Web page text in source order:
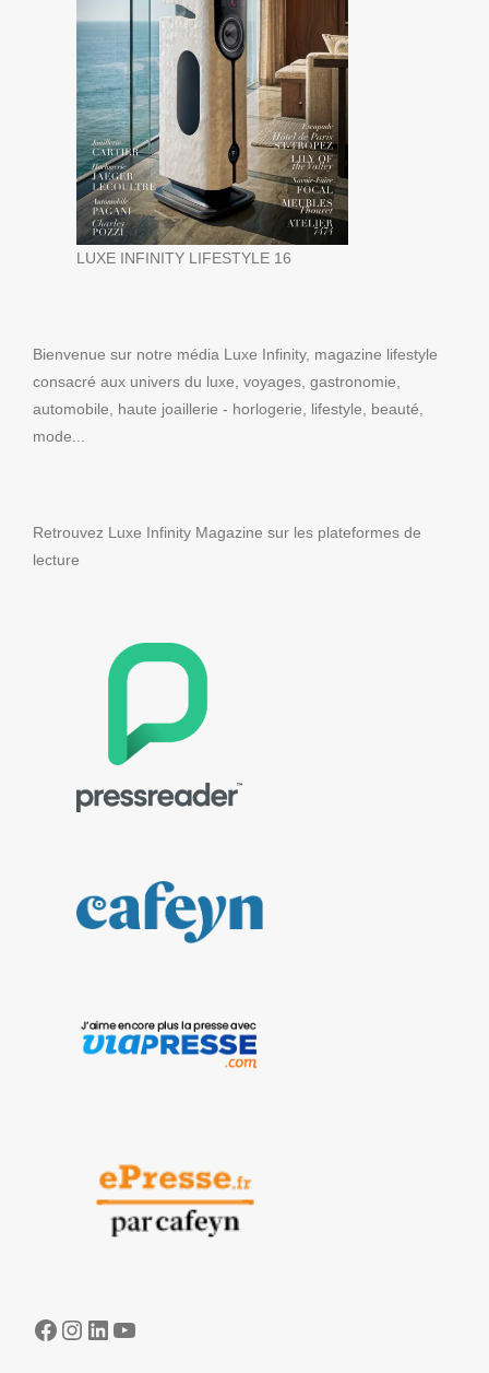
LUXE INFINITY LIFESTYLE 16
Bienvenue sur notre média Luxe Infinity, magazine lifestyle
consacré aux univers du luxe, voyages, gastronomie,
automobile, haute joaillerie - horlogerie, lifestyle, beauté,
mode...
Retrouvez Luxe Infinity Magazine sur les plateformes de
lecture
Facebook
Instagram
LinkedIn
YouTube